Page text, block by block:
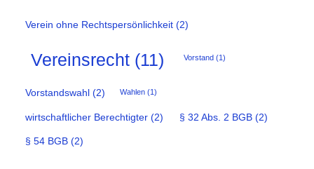
Verein ohne Rechtspersönlichkeit (2)
Vereinsrecht(11) Vorstand (1)
Vorstandswahl (2) Wahlen(1)
wirtschaftlicher Berechtigter (2) § 32 Abs. 2 BGB (2)
§ 54 BGB (2)